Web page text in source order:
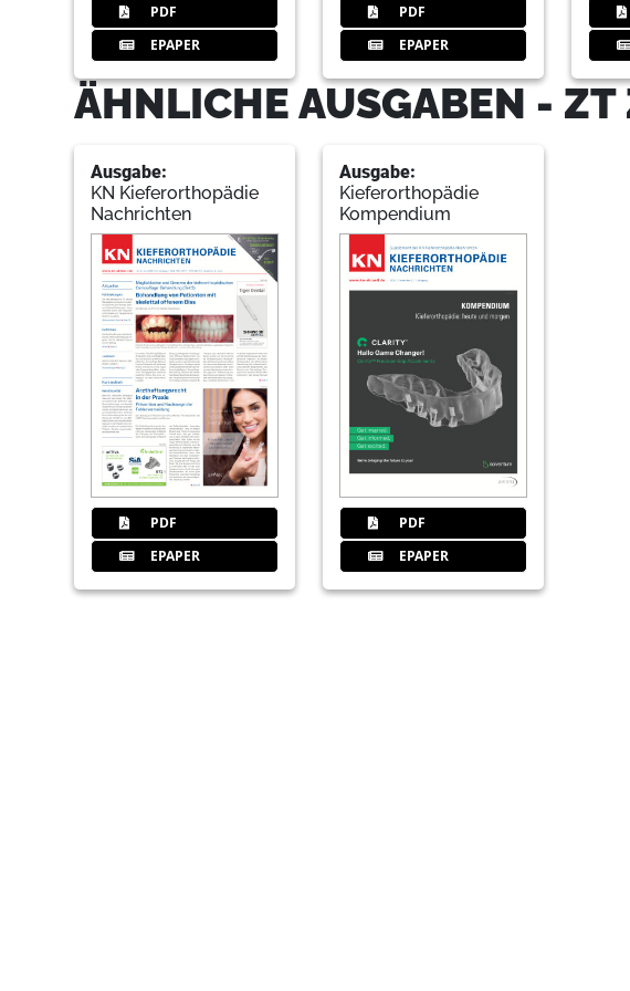
PDF
EPAPER
PDF
EPAPER
ÄHNLICHE AUSGABEN -
Ausgabe:
KN Kieferorthopädie
Nachrichten
PDF
EPAPER
Ausgabe:
Kieferorthopädie
Kompendium
PDF
EPAPER